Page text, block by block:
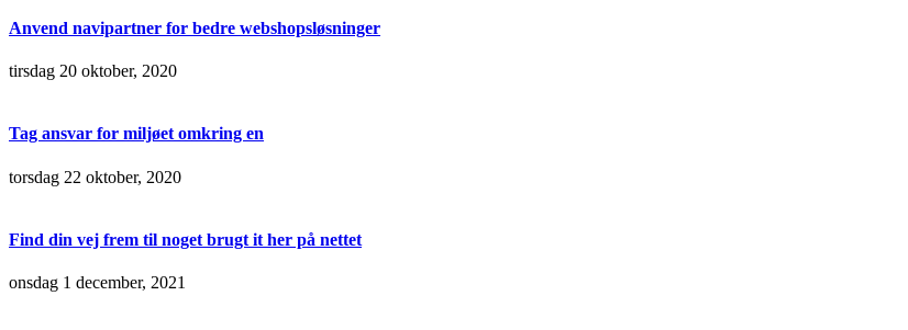
Anvend navipartner for bedre webshopsløsninger
tirsdag 20 oktober, 2020
Tag ansvar for miljøet omkring en
torsdag 22 oktober, 2020
Find din vej frem til noget brugt it her på nettet
onsdag 1 december, 2021